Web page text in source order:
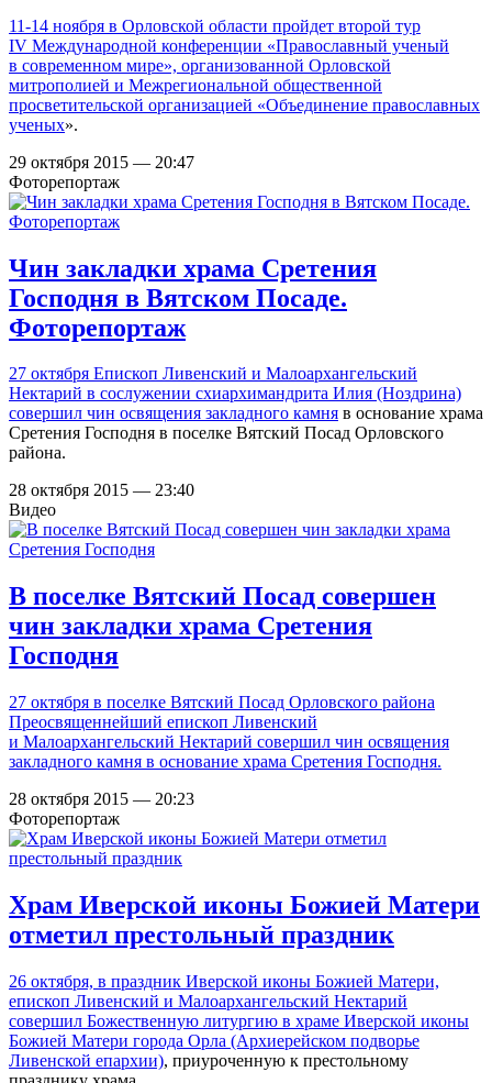
11-14 ноября в Орловской области пройдет второй тур
IV Международной конференции «Православный ученый
в современном мире», организованной Орловской
митрополией и Межрегиональной общественной
просветительской организацией «Объединение православных
ученых».
29 октября 2015 — 20:47
Фоторепортаж
Чин закладки храма Сретения
Господня в Вятском Посаде.
Фоторепортаж
27 октября Епископ Ливенский и Малоархангельский
Нектарий в сослужении схиархимандрита Илия (Ноздрина)
совершил чин освящения закладного камня в основание храма
Сретения Господня в поселке Вятский Посад Орловского
района.
28 октября 2015 — 23:40
Видео
В поселке Вятский Посад совершен
чин закладки храма Сретения
Господня
27 октября в поселке Вятский Посад Орловского района
Преосвященнейший епископ Ливенский
и Малоархангельский Нектарий совершил чин освящения
закладного камня в основание храма Сретения Господня.
28 октября 2015 — 20:23
Фоторепортаж
Храм Иверской иконы Божией Матери
отметил престольный праздник
26 октября, в праздник Иверской иконы Божией Матери,
епископ Ливенский и Малоархангельский Нектарий
совершил Божественную литургию в храме Иверской иконы
Божией Матери города Орла (Архиерейском подворье
Ливенской епархии), приуроченную к престольному